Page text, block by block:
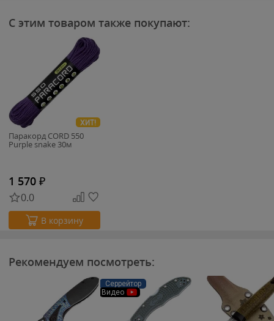
С этим товаром также покупают:
ХИТ!
Паракорд CORD 550
Purple snake 30м
1 570 ₽
0.0
В корзину
Рекомендуем посмотреть:
Серрейтор
Видео